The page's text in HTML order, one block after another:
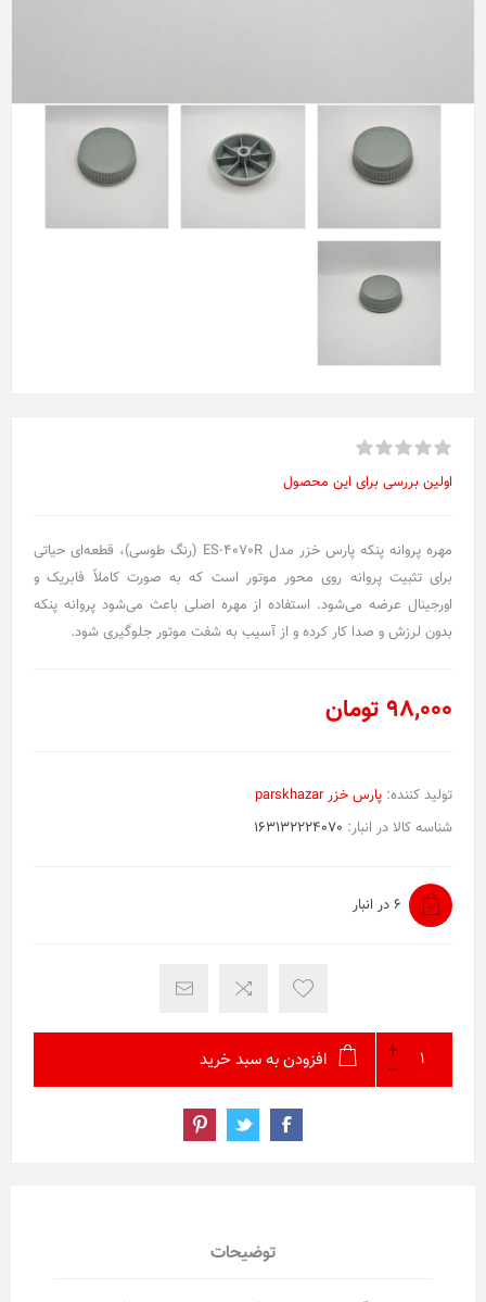
اولین بررسی برای این محصول
مهره پروانه پنکه پارس خزر مدل ES-4070R (رنگ طوسی)، قطعه‌ای حیاتی
برای تثبیت پروانه روی محور موتور است که به صورت کاملاً فابریک و
اورجینال عرضه می‌شود. استفاده از مهره اصلی باعث می‌شود پروانه پنکه
بدون لرزش و صدا کار کرده و از آسیب به شفت موتور جلوگیری شود.
98,000 تومان
تولید کننده: پارس خزر parskhazar
شناسه کالا در انبار: 163132224070
6 در انبار
افزودن به سبد خرید
توضیحات